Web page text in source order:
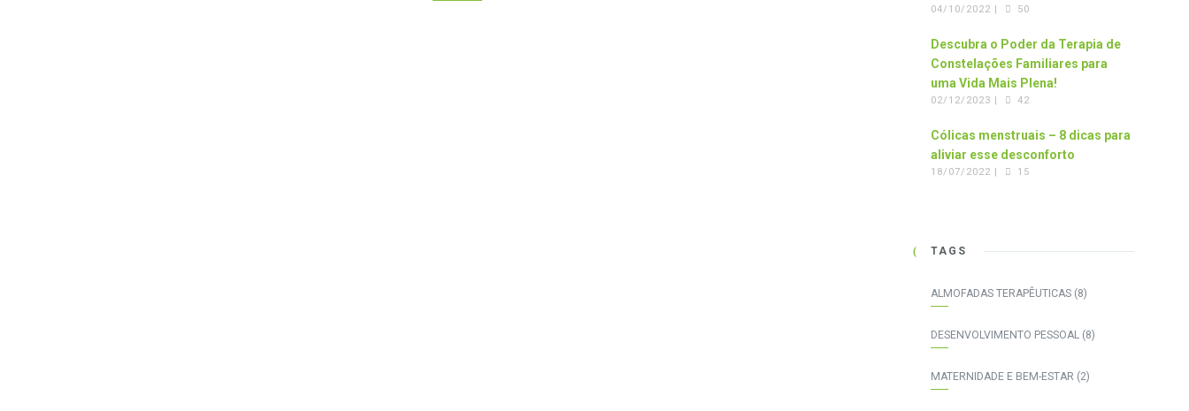
04/10/2022 | 50
Descubra o Poder da Terapia de
Constelações Familiares para
uma Vida Mais Plena!
02/12/2023 | 42
Cólicas menstruais – 8 dicas para
aliviar esse desconforto
18/07/2022 | 15
TAGS
ALMOFADAS TERAPÊUTICAS (8)
DESENVOLVIMENTO PESSOAL (8)
MATERNIDADE E BEM-ESTAR (2)